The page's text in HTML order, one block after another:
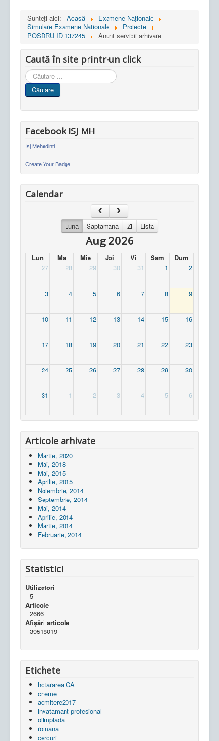
Sunteți aici: Acasă
Examene Naționale
Simulare Examene Nationale
Proiecte
POSDRU ID 137245
Anunt servicii arhivare
Caută în site printr-un click
Cauta
in
site
Căutare
Facebook ISJ MH
Isj Mehedinti
Create Your Badge
Calendar
Luna Saptamana Zi Lista
Aug 2026
Lun Ma Mie Joi Vi Sam
Dum
27
28 29 30 31 1 2
3 4 5 6 7 8 9
10 11 12 13 14 15 16
17 18 19 20 21 22 23
24 25 26 27 28 29 30
31 1 2 3 4 5 6
Articole arhivate
Martie, 2020
Mai, 2018
Mai, 2015
Aprilie, 2015
Noiembrie, 2014
Septembrie, 2014
Mai, 2014
Aprilie, 2014
Martie, 2014
Februarie, 2014
Statistici
Utilizatori
5
Articole
2666
Afișări articole
39518019
Etichete
hotararea CA
cneme
admitere2017
invatamant profesional
olimpiada
romana
cercuri